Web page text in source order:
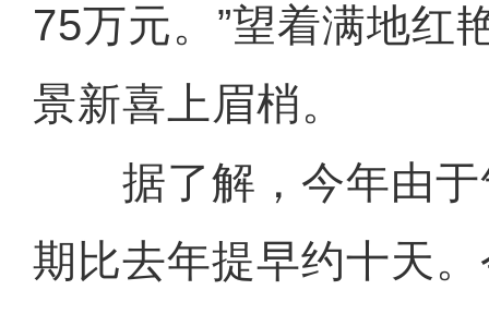
75万元。”望着满地红
景新喜上眉梢。
据了解，今年由于
期比去年提早约十天